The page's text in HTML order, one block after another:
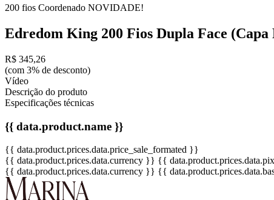
200 fios Coordenado NOVIDADE!
Edredom King 200 Fios Dupla Face
R$ 345,26
(com 3% de desconto)
Vídeo
Descrição do produto
Especificações técnicas
{{ data.product.name }}
{{ data.product.prices.data.price_sale_formated }}
{{ data.product.prices.data.currency }} {{
{{ data.product.prices.data.currency }} {{